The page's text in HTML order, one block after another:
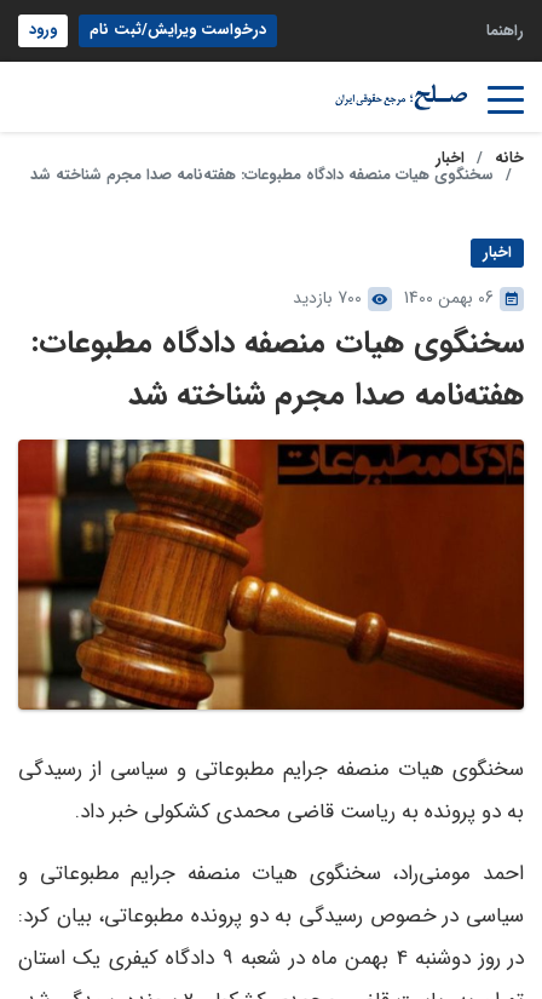
راهنما درخواست ویرایش/ثبت نام ورود
خانه اخبار
سخنگوی هیات منصفه دادگاه مطبوعات: هفته‌نامه صدا مجرم شناخته شد
اخبار
06 بهمن 1400 700 بازدید
سخنگوی هیات منصفه دادگاه مطبوعات:
هفته‌نامه صدا مجرم شناخته شد
سخنگوی هیات منصفه جرایم مطبوعاتی و سیاسی از رسیدگی
به دو پرونده به ریاست قاضی محمدی کشکولی خبر داد.
احمد مومنی‌راد، سخنگوی هیات منصفه جرایم مطبوعاتی و
سیاسی در خصوص رسیدگی به دو پرونده مطبوعاتی، بیان کرد:
در روز دوشنبه 4 بهمن ماه در شعبه 9 دادگاه کیفری یک استان